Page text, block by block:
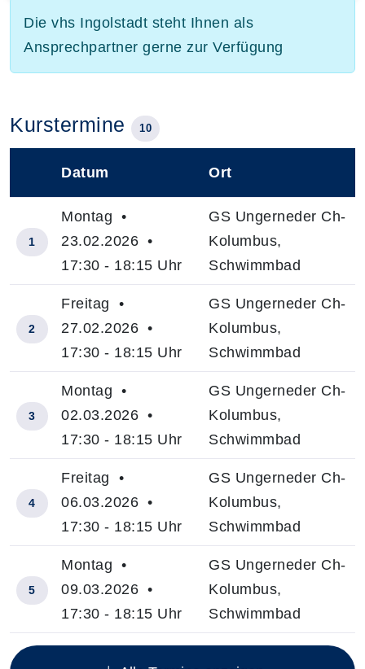
Die vhs Ingolstadt steht Ihnen als
Ansprechpartner gerne zur Verfügung
Kurstermine 10
Insgesamt gibt es 10 Termine zum diesen Kurs
Datum Ort
1
Montag •
23.02.2026 •
17:30 - 18:15 Uhr
GS Ungerneder Ch-
Kolumbus,
Schwimmbad
2
Freitag •
27.02.2026 •
17:30 - 18:15 Uhr
GS Ungerneder Ch-
Kolumbus,
Schwimmbad
3
Montag •
02.03.2026 •
17:30 - 18:15 Uhr
GS Ungerneder Ch-
Kolumbus,
Schwimmbad
4
Freitag •
06.03.2026 •
17:30 - 18:15 Uhr
GS Ungerneder Ch-
Kolumbus,
Schwimmbad
5
Montag •
09.03.2026 •
17:30 - 18:15 Uhr
GS Ungerneder Ch-
Kolumbus,
Schwimmbad